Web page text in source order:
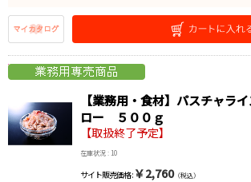
【業務用・食材】パスチャラ
ロー ５００ｇ
【取扱終了予定】
在庫状況 : 10
サイト販売価格 : ￥2,760（税込）